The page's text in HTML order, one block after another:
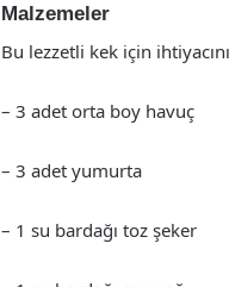
Malzemeler
Bu lezzetli kek için
– 3 adet orta boy havuç
– 3 adet yumurta
– 1 su bardağı toz şeker